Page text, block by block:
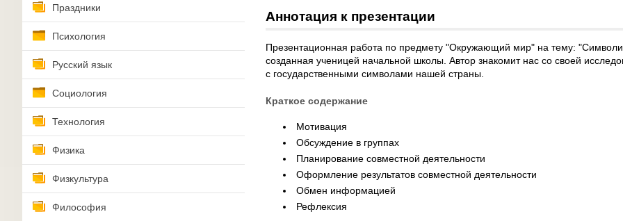
Праздники
Психология
Русский язык
Социология
Технология
Физика
Физкультура
Философия
Аннотация к презентации
Презентационная работа по предмету "Окружающий мир" на тему:
созданная ученицей начальной школы. Автор знакомит нас со своей
с государственными символами нашей страны.
Краткое содержание
Мотивация
Обсуждение в группах
Планирование совместной деятельности
Оформление результатов совместной деятельности
Обмен информацией
Рефлексия